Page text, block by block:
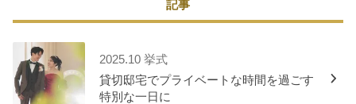
記事
2025.10 挙式
貸切邸宅でプライベートな時間を過ごす
特別な一日に